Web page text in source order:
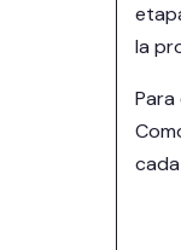
la
Para